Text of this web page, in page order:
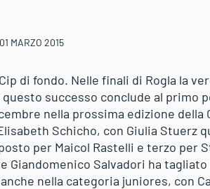
01 MARZO 2015
di fondo. Nelle finali di Rogla la
questo successo conclude al primo
nella prossima edizione della
Schicho, con Giulia Stuerz
per Maicol Rastelli e terzo per
Salvadori ha
nella categoria juniores, con